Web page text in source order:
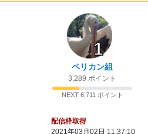
1
ペリカン組
3,289 ポイント
NEXT 6,711 ポイント
配信枠取得
2021年03月02日 11:37:10